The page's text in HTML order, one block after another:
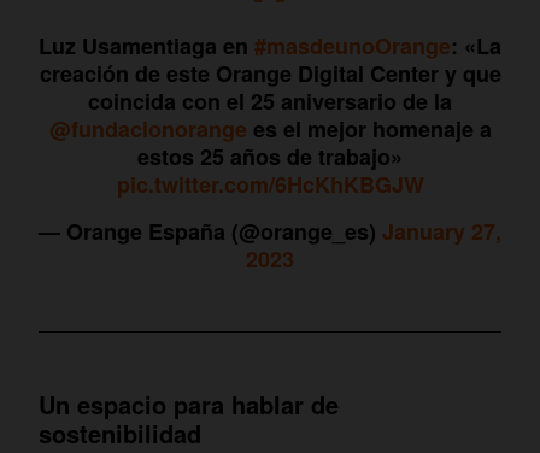
Luz Usamentiaga en #masdeunoOrange: «La
creación de este Orange Digital Center y que
coincida con el 25 aniversario de la
@fundacionorange es el mejor homenaje a
estos 25 años de trabajo»
pic.twitter.com/6HcKhKBGJW
— Orange España (@orange_es) January 27,
2023
Un espacio para hablar de
sostenibilidad